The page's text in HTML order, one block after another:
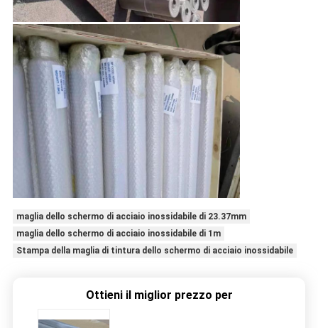
maglia dello schermo di acciaio inossidabile di 23.37mm
maglia dello schermo di acciaio inossidabile di 1m
Stampa della maglia di tintura dello schermo di acciaio inossidabile
Ottieni il miglior prezzo per